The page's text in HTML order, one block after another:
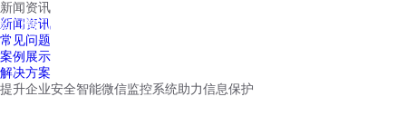
红鹰工作手机
新闻资讯
新闻资讯
常见问题
案例展示
解决方案
提升企业安全智能微信监控系统助力信息保护